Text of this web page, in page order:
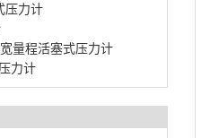
压力计
量程活塞式压力计
力计